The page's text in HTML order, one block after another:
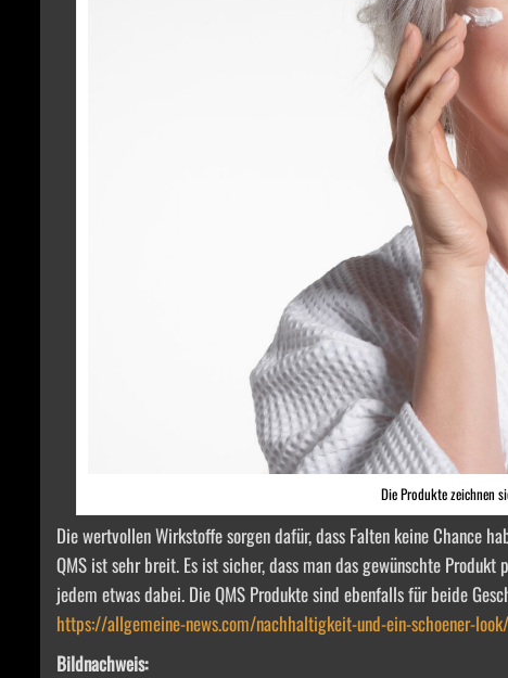
Die Produkte zeichnen
Die wertvollen Wirkstoffe sorgen dafür, dass Falten keine Chance
QMS ist sehr breit. Es ist sicher, dass man das gewünschte
jedem etwas dabei. Die QMS Produkte sind ebenfalls für beide
https://allgemeine-news.com/nachhaltigkeit-und-ein-schoener-look/
Bildnachweis: